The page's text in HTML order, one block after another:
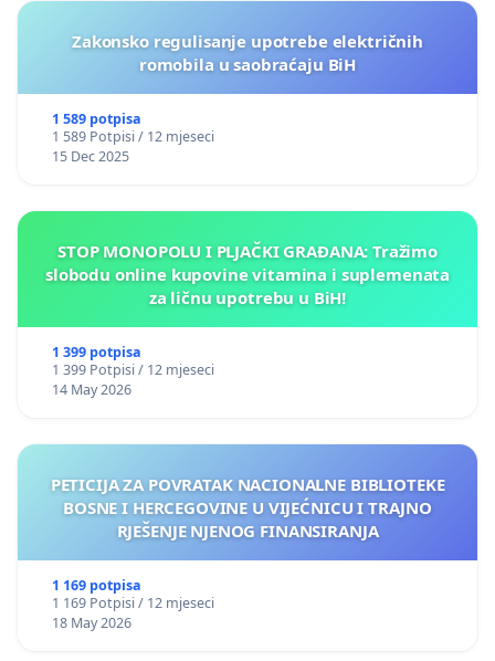
Zakonsko regulisanje upotrebe električnih
romobila u saobraćaju BiH
1 589 potpisa
1 589 Potpisi / 12 mjeseci
15 Dec 2025
STOP MONOPOLU I PLJAČKI GRAĐANA: Tražimo
slobodu online kupovine vitamina i suplemenata
za ličnu upotrebu u BiH!
1 399 potpisa
1 399 Potpisi / 12 mjeseci
14 May 2026
PETICIJA ZA POVRATAK NACIONALNE BIBLIOTEKE
BOSNE I HERCEGOVINE U VIJEĆNICU I TRAJNO
RJEŠENJE NJENOG FINANSIRANJA
1 169 potpisa
1 169 Potpisi / 12 mjeseci
18 May 2026